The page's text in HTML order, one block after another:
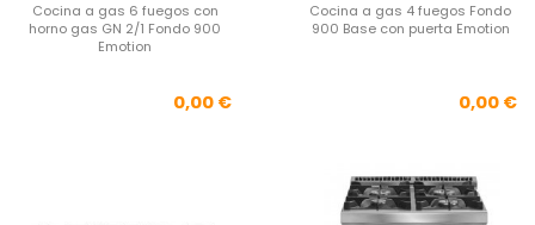
Cocina a gas 6 fuegos con
horno gas GN 2/1 Fondo 900
Emotion
Precio
0,00 €
Cocina a gas 4 fuegos Fondo
900 Base con puerta Emotion
0,00 €